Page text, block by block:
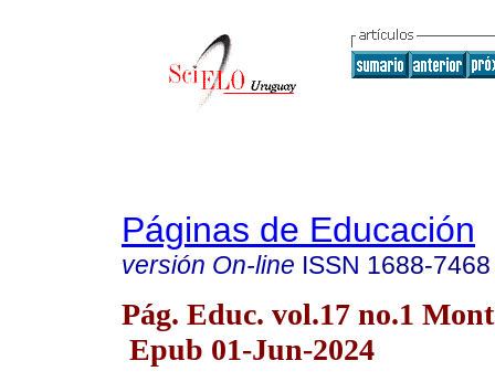
Páginas de Educación
versión On-line ISSN 1688-7468
Pág. Educ. vol.17 no.1
Epub 01-Jun-2024